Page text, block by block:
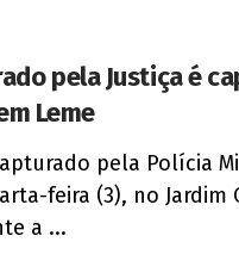
pela Justiça é
Leme
pela Polícia
feira (3), no Jardim
a ...